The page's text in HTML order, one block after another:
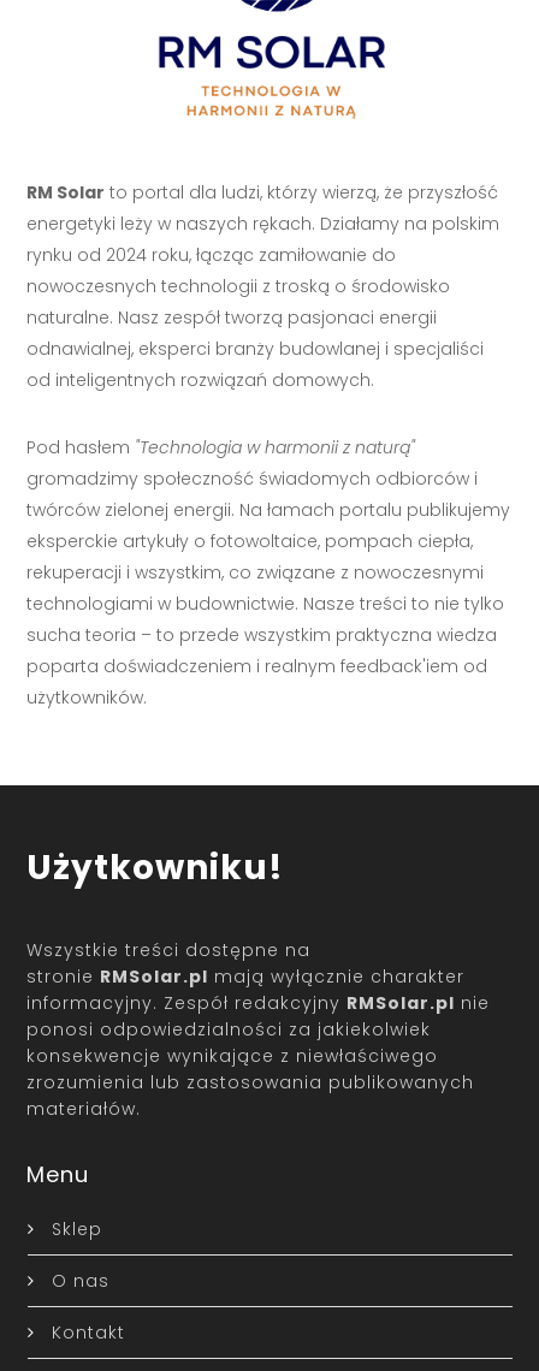
RM Solar to portal dla ludzi, którzy wierzą, że przyszłość
energetyki leży w naszych rękach. Działamy na polskim
rynku od 2024 roku, łącząc zamiłowanie do
nowoczesnych technologii z troską o środowisko
naturalne. Nasz zespół tworzą pasjonaci energii
odnawialnej, eksperci branży budowlanej i specjaliści
od inteligentnych rozwiązań domowych.
Pod hasłem "Technologia w harmonii z naturą"
gromadzimy społeczność świadomych odbiorców i
twórców zielonej energii. Na łamach portalu publikujemy
eksperckie artykuły o fotowoltaice, pompach ciepła,
rekuperacji i wszystkim, co związane z nowoczesnymi
technologiami w budownictwie. Nasze treści to nie tylko
sucha teoria – to przede wszystkim praktyczna wiedza
poparta doświadczeniem i realnym feedback'iem od
użytkowników.
Użytkowniku!
Wszystkie treści dostępne na
stronie RMSolar.pl mają wyłącznie charakter
informacyjny. Zespół redakcyjny RMSolar.pl nie
ponosi odpowiedzialności za jakiekolwiek
konsekwencje wynikające z niewłaściwego
zrozumienia lub zastosowania publikowanych
materiałów.
Menu
Sklep
O nas
Kontakt